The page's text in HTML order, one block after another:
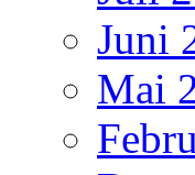
Juni
Mai